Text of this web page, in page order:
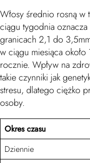
Włosy średnio rosną
ciągu tygodnia
granicach 2,1 do
w ciągu miesiąca
rocznie. Wpływ na
takie czynniki jak
stresu, dlatego ciężko
osoby.
Okres czasu
Dziennie